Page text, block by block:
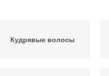
Кудрявые волосы